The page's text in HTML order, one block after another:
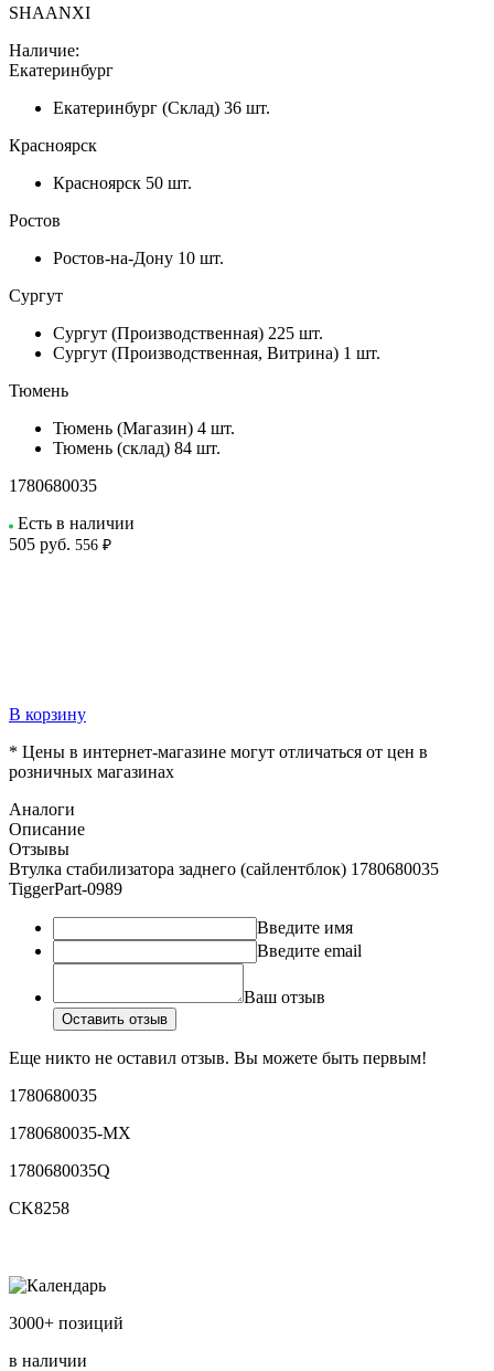
SHAANXI
Наличие:
Екатеринбург
Екатеринбург (Склад) 36 шт.
Красноярск
Красноярск 50 шт.
Ростов
Ростов-на-Дону 10 шт.
Сургут
Сургут (Производственная) 225 шт.
Сургут (Производственная, Витрина) 1 шт.
Тюмень
Тюмень (Магазин) 4 шт.
Тюмень (склад) 84 шт.
1780680035
Есть в наличии
505 руб. 556 ₽
В корзину
* Цены в интернет-магазине могут отличаться от цен в
розничных магазинах
Аналоги
Описание
Отзывы
Втулка стабилизатора заднего (сайлентблок) 1780680035
TiggerPart-0989
Введите имя
Введите email
Ваш отзыв
Оставить отзыв
Еще никто не оставил отзыв. Вы можете быть первым!
1780680035
1780680035-MX
1780680035Q
CK8258
3000+ позиций
в наличии